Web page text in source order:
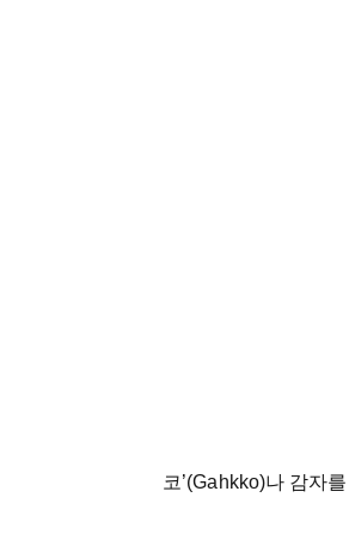
코’(Gahkko)나 감자